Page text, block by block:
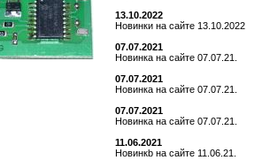
13.10.2022
Новинки на сайте 13.10.2022
07.07.2021
Новинка на сайте 07.07.21.
07.07.2021
Новинка на сайте 07.07.21.
07.07.2021
Новинка на сайте 07.07.21.
11.06.2021
Новинкb на сайте 11.06.21.